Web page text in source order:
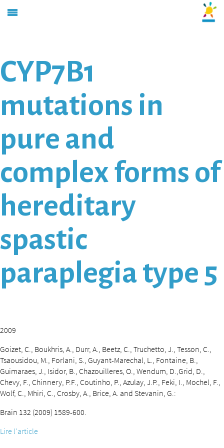
CYP7B1
mutations in
pure and
complex forms of
hereditary
spastic
paraplegia type 5
2009
Goizet, C., Boukhris, A., Durr, A., Beetz, C., Truchetto, J., Tesson, C.,
Tsaousidou, M., Forlani, S., Guyant-Marechal, L., Fontaine, B.,
Guimaraes, J., Isidor, B., Chazouilleres, O., Wendum, D.,Grid, D.,
Chevy, F., Chinnery, P.F., Coutinho, P., Azulay, J.P., Feki, I., Mochel, F.,
Wolf, C., Mhiri, C., Crosby, A., Brice, A. and Stevanin, G.:
Brain 132 (2009) 1589-600.
Lire l'article